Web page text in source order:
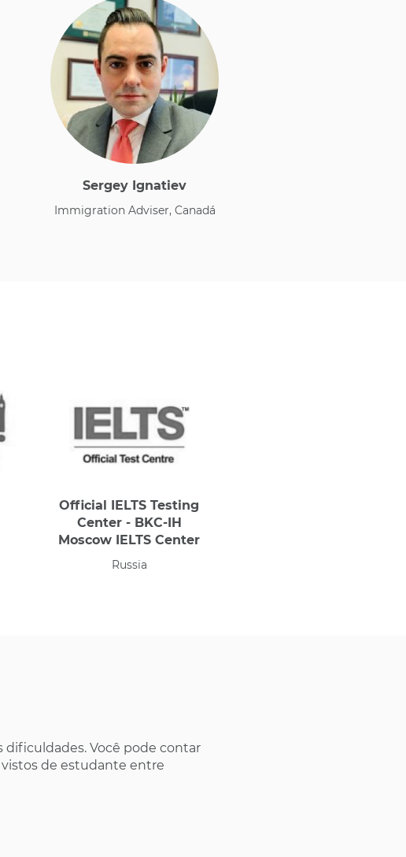
Sergey Ignatiev
​Immigration Adviser, Canadá
Official IELTS Testing
Center - BKC-IH
Moscow IELTS Center
Russia
dificuldades. Você pode contar
vistos de estudante entre